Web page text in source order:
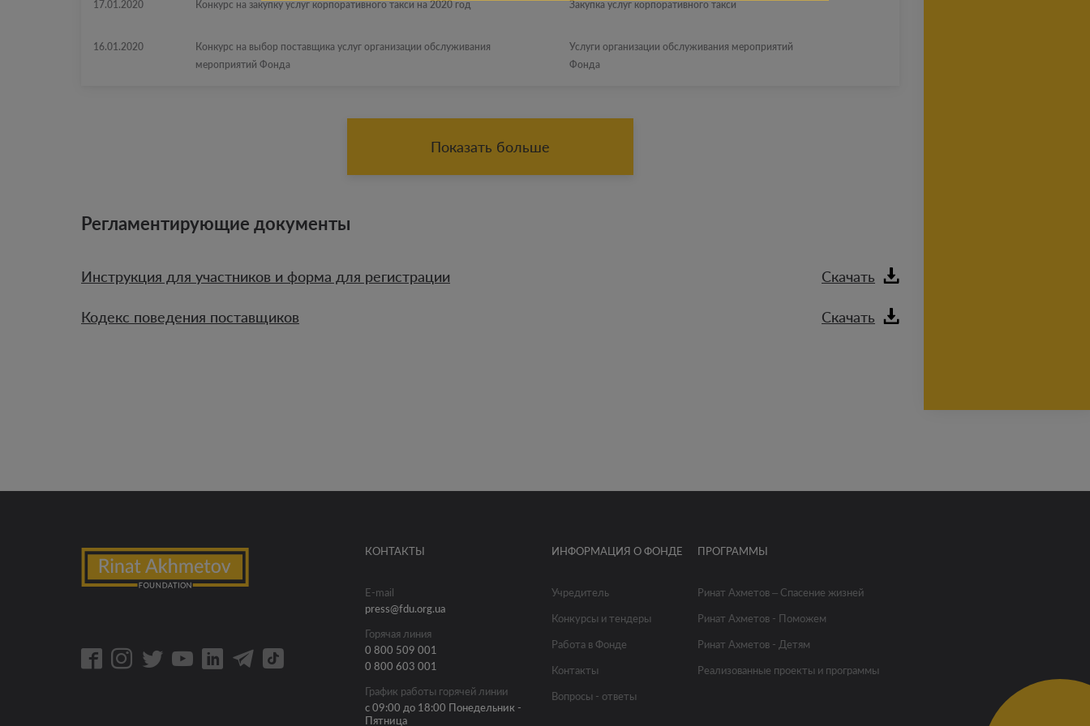
17.01.2020 Конкурс на закупку услуг корпоративного такси на 2020 год Закупка услуг корпоративного такси
16.01.2020
Конкурс на выбор поставщика услуг организации обслуживания
мероприятий Фонда
Услуги организации обслуживания мероприятий
Фонда
Показать больше
Регламентирующие документы
Инструкция для участников и форма для регистрации Скачать
Кодекс поведения поставщиков Скачать
КОНТАКТЫ
E-mail
press@fdu.org.ua
Горячая линия
0 800 509 001
0 800 603 001
График работы горячей линии
с 09:00 до 18:00 Понедельник -
Пятница
ИНФОРМАЦИЯ О ФОНДЕ
Учредитель
Конкурсы и тендеры
Работа в Фонде
Контакты
Вопросы - ответы
ПРОГРАММЫ
Ринат Ахметов – Спасение жизней
Ринат Ахметов - Поможем
Ринат Ахметов - Детям
Реализованные проекты и программы